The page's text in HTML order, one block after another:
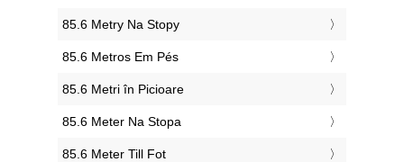
‎85.6 Metry Na Stopy
‎85.6 Metros Em Pés
‎85.6 Metri în Picioare
‎85.6 Meter Na Stopa
‎85.6 Meter Till Fot